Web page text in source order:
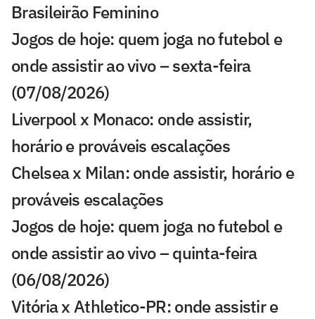
Brasileirão Feminino
Jogos de hoje: quem joga no futebol e
onde assistir ao vivo – sexta-feira
(07/08/2026)
Liverpool x Monaco: onde assistir,
horário e prováveis escalações
Chelsea x Milan: onde assistir, horário e
prováveis escalações
Jogos de hoje: quem joga no futebol e
onde assistir ao vivo – quinta-feira
(06/08/2026)
Vitória x Athletico-PR: onde assistir e